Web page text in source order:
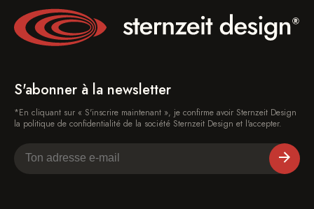
S'abonner à la newsletter
*En cliquant sur « S'inscrire maintenant », je confirme avoir Sternzeit Design
la politique de confidentialité de la société Sternzeit Design et l'accepter.